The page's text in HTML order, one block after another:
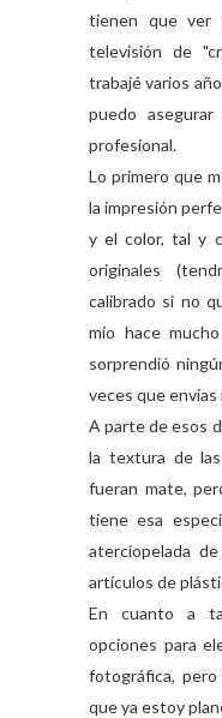
tienen que ver
televisión de
trabajé varios
puedo
profesional.
Lo primero que
la impresión
y el color, tal y
originales
calibrado si no
mío hace
sorprendió
veces que envías
A parte de esos
la textura de
fueran mate,
tiene esa
aterciopelada
artículos de
En cuanto a
opciones para
fotográfica,
que ya estoy